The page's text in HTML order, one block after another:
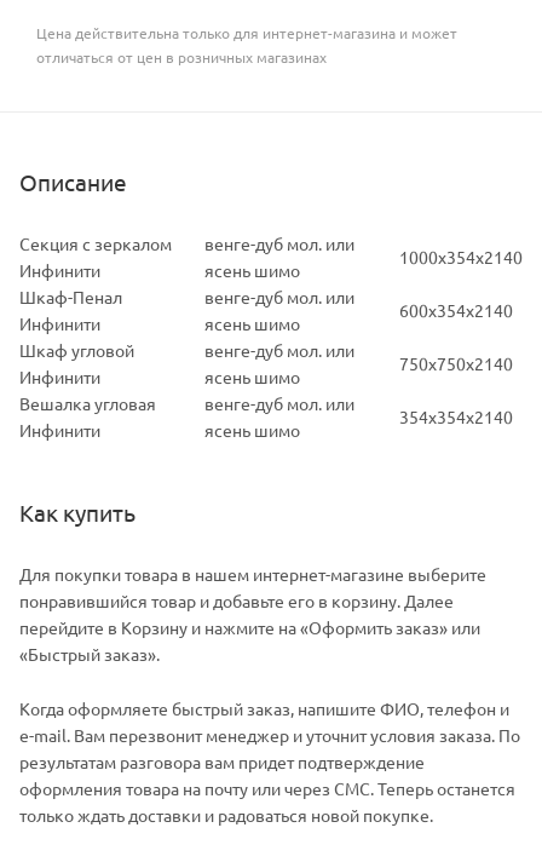
Цена действительна только для интернет-магазина и может
отличаться от цен в розничных магазинах
Описание
Секция с зеркалом
Инфинити
венге-дуб мол. или
ясень шимо
1000х354х2140
Шкаф-Пенал
Инфинити
венге-дуб мол. или
ясень шимо
600х354х2140
Шкаф угловой
Инфинити
венге-дуб мол. или
ясень шимо
750х750х2140
Вешалка угловая
Инфинити
венге-дуб мол. или
ясень шимо
354х354х2140
Как купить
Для покупки товара в нашем интернет-магазине выберите
понравившийся товар и добавьте его в корзину. Далее
перейдите в Корзину и нажмите на «Оформить заказ» или
«Быстрый заказ».
Когда оформляете быстрый заказ, напишите ФИО, телефон и
e-mail. Вам перезвонит менеджер и уточнит условия заказа. По
результатам разговора вам придет подтверждение
оформления товара на почту или через СМС. Теперь останется
только ждать доставки и радоваться новой покупке.